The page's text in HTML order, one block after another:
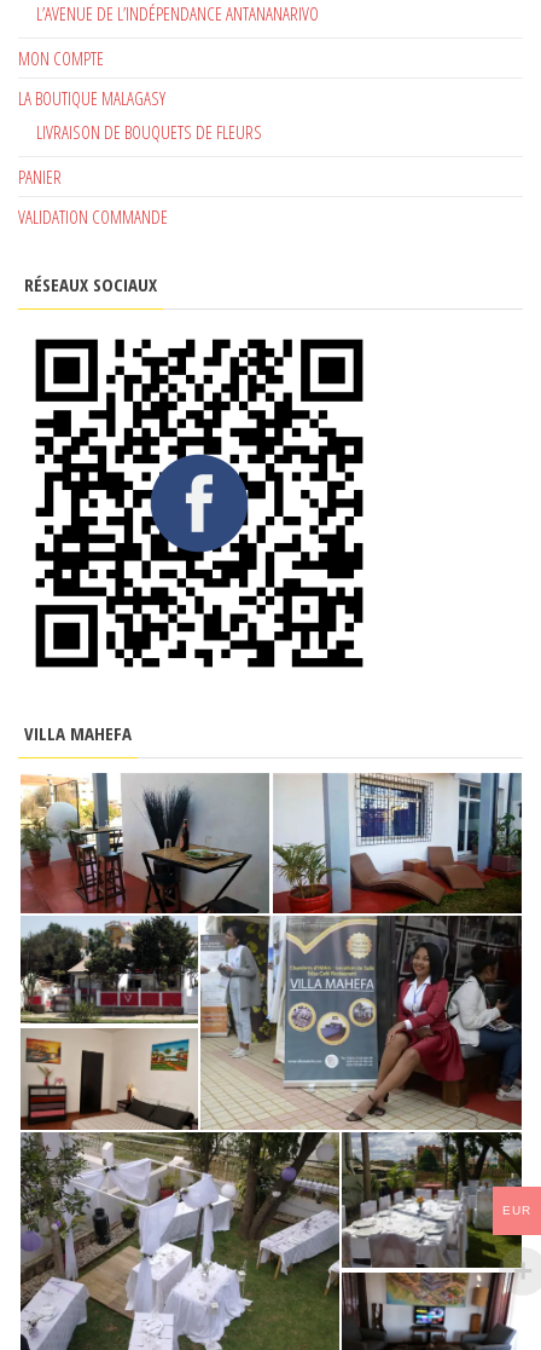
L’AVENUE DE L’INDÉPENDANCE ANTANANARIVO
MON COMPTE
LA BOUTIQUE MALAGASY
LIVRAISON DE BOUQUETS DE FLEURS
PANIER
VALIDATION COMMANDE
RÉSEAUX SOCIAUX
VILLA MAHEFA
EUR